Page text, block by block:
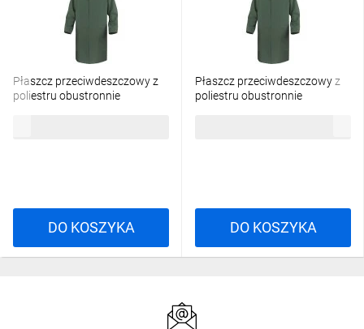
Płaszcz przeciwdeszczowy z
poliestru obustronnie
DO KOSZYKA
Płaszcz przeciwdeszczowy z
poliestru obustronnie
DO KOSZYKA